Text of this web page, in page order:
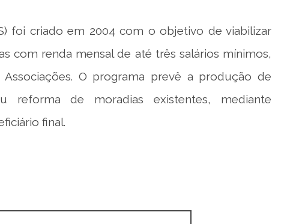
foi criado em 2004 com o objetivo de viabilizar
com renda mensal de até três ­salários mínimos,
O programa prevê a produção de
reforma de moradias existentes, mediante
final.